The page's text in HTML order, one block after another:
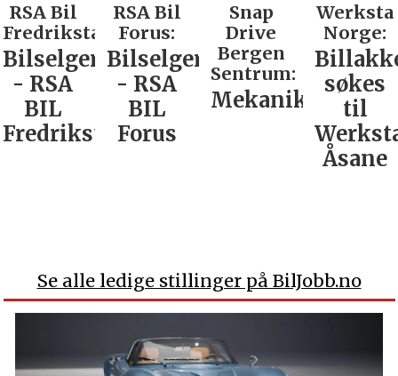
RSA Bil
Fredrikstad:
Bilselger
- RSA
BIL
Fredrikstad
RSA Bil
Forus:
Bilselger
- RSA
BIL
Forus
Snap
Drive
Bergen
Sentrum:
Mekaniker
Werksta
Norge:
søkes
til
Åsane
Se alle ledige stillinger på BilJobb.no